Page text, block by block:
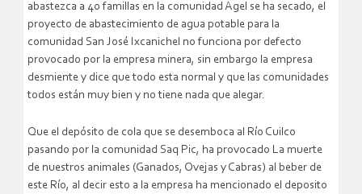
abastezca a 40 famillas en la comunidad Agel se ha secado, el
proyecto de abastecimiento de agua potable para la
comunidad San José Ixcanichel no funciona por defecto
provocado por la empresa minera, sin embargo la empresa
desmiente y dice que todo esta normal y que las comunidades
todos están muy bien y no tiene nada que alegar.
Que el depósito de cola que se desemboca al Río Cuilco
pasando por la comunidad Saq Pic, ha provocado La muerte
de nuestros animales (Ganados, Ovejas y Cabras) al beber de
este Río, al decir esto a la empresa ha mencionado el deposito